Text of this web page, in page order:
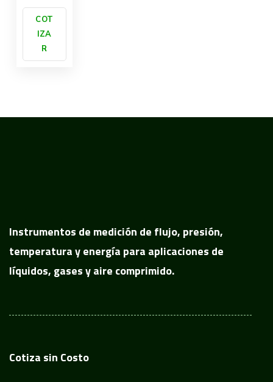
COT
IZA
R
Instrumentos de medición de flujo, presión,
temperatura y energía para aplicaciones de
líquidos, gases y aire comprimido.
Cotiza sin Costo